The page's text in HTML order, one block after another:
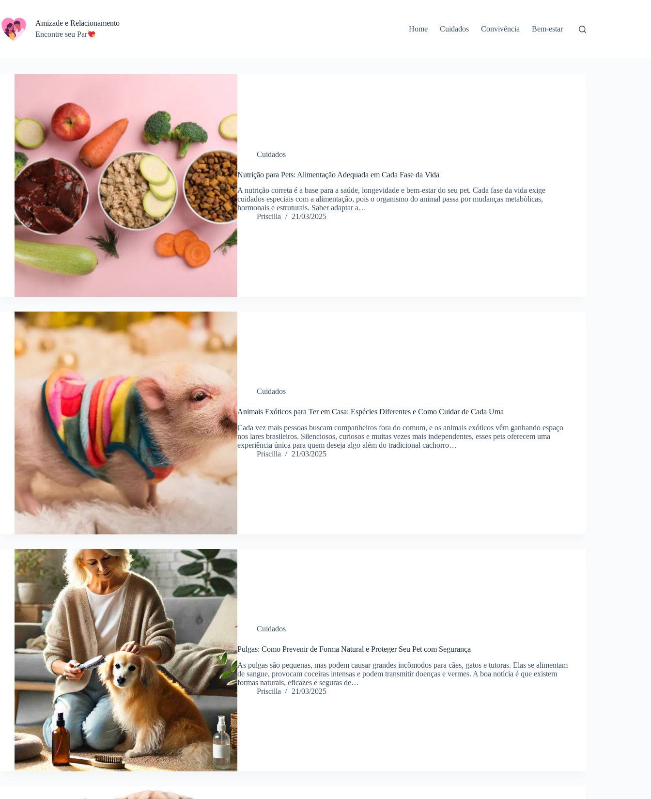
contenuto
Amizade e Relacionamento
Encontre seu Par
Home Cuidados Convivência Bem-estar
Cuidados
Nutrição para Pets: Alimentação Adequada em Cada Fase da Vida
A nutrição correta é a base para a saúde, longevidade e bem-estar do seu pet. Cada fase da vida exige
cuidados especiais com a alimentação, pois o organismo do animal passa por mudanças metabólicas,
hormonais e estruturais. Saber adaptar a…
Priscilla
21/03/2025
Cuidados
Animais Exóticos para Ter em Casa: Espécies Diferentes e Como Cuidar de Cada Uma
Cada vez mais pessoas buscam companheiros fora do comum, e os animais exóticos vêm ganhando espaço
nos lares brasileiros. Silenciosos, curiosos e muitas vezes mais independentes, esses pets oferecem uma
experiência única para quem deseja algo além do tradicional cachorro…
Priscilla
21/03/2025
Cuidados
Pulgas: Como Prevenir de Forma Natural e Proteger Seu Pet com Segurança
As pulgas são pequenas, mas podem causar grandes incômodos para cães, gatos e tutoras. Elas se alimentam
de sangue, provocam coceiras intensas e podem transmitir doenças e vermes. A boa notícia é que existem
formas naturais, eficazes e seguras de…
Priscilla
21/03/2025